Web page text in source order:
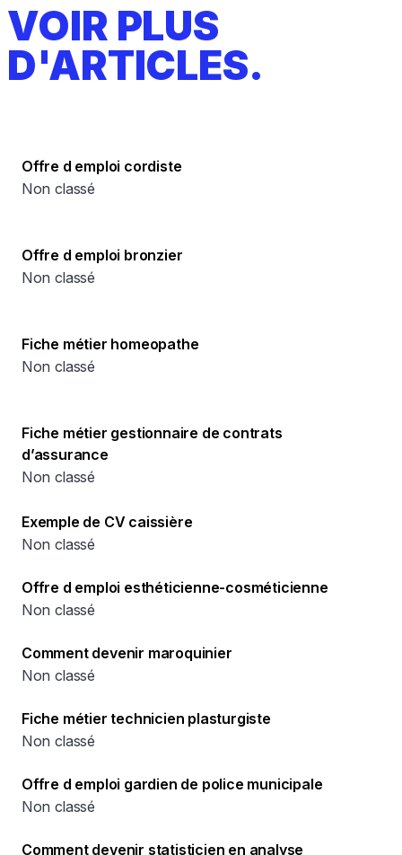
VOIR PLUS
D'ARTICLES.
Offre d emploi cordiste
Non classé
Offre d emploi bronzier
Non classé
Fiche métier homeopathe
Non classé
Fiche métier gestionnaire de contrats
d’assurance
Non classé
Exemple de CV caissière
Non classé
Offre d emploi esthéticienne-cosméticienne
Non classé
Comment devenir maroquinier
Non classé
Fiche métier technicien plasturgiste
Non classé
Offre d emploi gardien de police municipale
Non classé
Comment devenir statisticien en analyse